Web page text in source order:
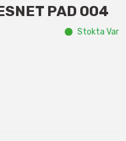
PAD 004
Stokta Var